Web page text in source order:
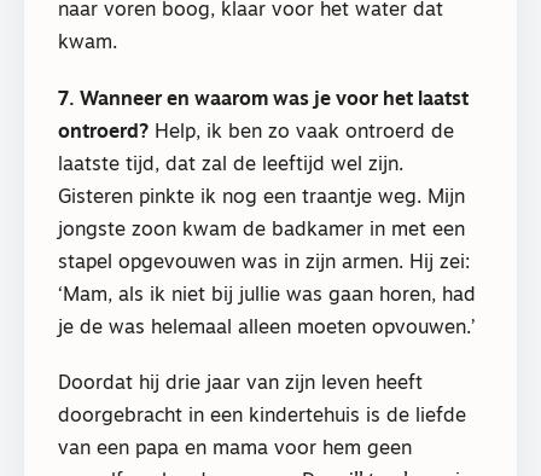
naar voren boog, klaar voor het water dat
kwam.
7. Wanneer en waarom was je voor het laatst
ontroerd? Help, ik ben zo vaak ontroerd de
laatste tijd, dat zal de leeftijd wel zijn.
Gisteren pinkte ik nog een traantje weg. Mijn
jongste zoon kwam de badkamer in met een
stapel opgevouwen was in zijn armen. Hij zei:
‘Mam, als ik niet bij jullie was gaan horen, had
je de was helemaal alleen moeten opvouwen.’
Doordat hij drie jaar van zijn leven heeft
doorgebracht in een kindertehuis is de liefde
van een papa en mama voor hem geen